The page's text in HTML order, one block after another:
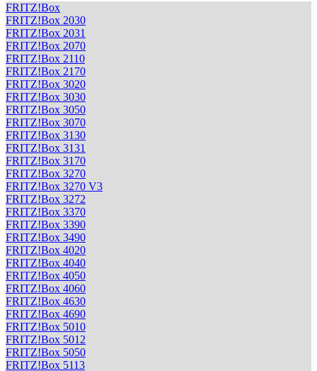
FRITZ!Box
FRITZ!Box 2030
FRITZ!Box 2031
FRITZ!Box 2070
FRITZ!Box 2110
FRITZ!Box 2170
FRITZ!Box 3020
FRITZ!Box 3030
FRITZ!Box 3050
FRITZ!Box 3070
FRITZ!Box 3130
FRITZ!Box 3131
FRITZ!Box 3170
FRITZ!Box 3270
FRITZ!Box 3270 V3
FRITZ!Box 3272
FRITZ!Box 3370
FRITZ!Box 3390
FRITZ!Box 3490
FRITZ!Box 4020
FRITZ!Box 4040
FRITZ!Box 4050
FRITZ!Box 4060
FRITZ!Box 4630
FRITZ!Box 4690
FRITZ!Box 5010
FRITZ!Box 5012
FRITZ!Box 5050
FRITZ!Box 5113